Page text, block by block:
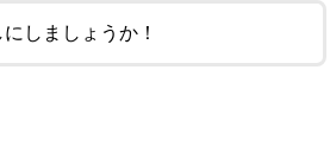
しましょうか！